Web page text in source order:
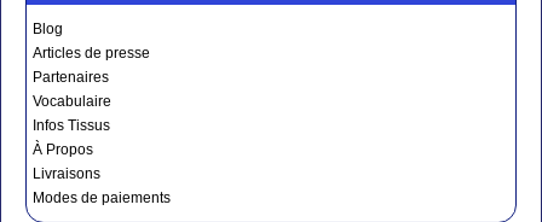
Blog
Articles de presse
Partenaires
Vocabulaire
Infos Tissus
À Propos
Livraisons
Modes de paiements